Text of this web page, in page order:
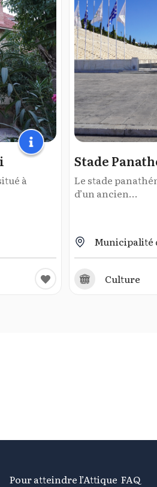
à
Stade
Le stade
d’un ancien...
Municipalité
Culture
Pour atteindre l’Attique FAQ